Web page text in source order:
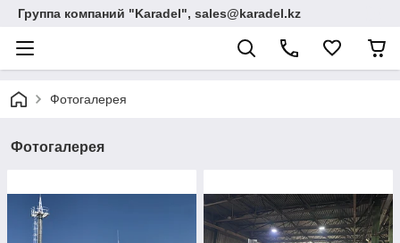
Группа компаний "Karadel", sales@karadel.kz
Фотогалерея
Фотогалерея